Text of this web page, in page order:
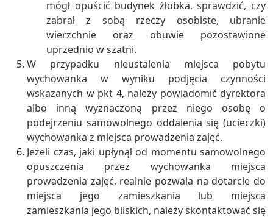
mógł opuścić budynek żłobka, sprawdzić, czy
zabrał z sobą rzeczy osobiste, ubranie
wierzchnie oraz obuwie pozostawione
uprzednio w szatni.
W przypadku nieustalenia miejsca pobytu
wychowanka w wyniku podjęcia czynności
wskazanych w pkt 4, należy powiadomić dyrektora
albo inną wyznaczoną przez niego osobę o
podejrzeniu samowolnego oddalenia się (ucieczki)
wychowanka z miejsca prowadzenia zajęć.
Jeżeli czas, jaki upłynął od momentu samowolnego
opuszczenia przez wychowanka miejsca
prowadzenia zajęć, realnie pozwala na dotarcie do
miejsca jego zamieszkania lub miejsca
zamieszkania jego bliskich, należy skontaktować się